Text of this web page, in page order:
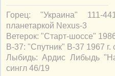
Горец: "Украина" 111-
планетаркой Nexus-3
Ветерок: "Старт-шоссе"
В-37: "Спутник" В-37 1967 г.
Лыбидь: Ардис Либыдь
сингл 46/19